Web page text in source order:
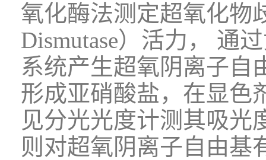
氧化酶法测定超氧化物
Dismutase）活力， 通
系统产生超氧阴离子自
形成亚硝酸盐，在显色
见分光光度计测其吸光
则对超氧阴离子自由基